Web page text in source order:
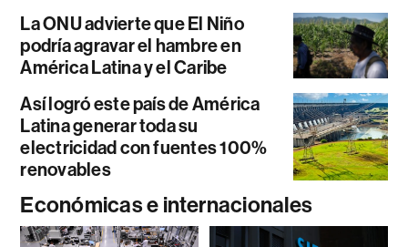
La ONU advierte que El Niño
podría agravar el hambre en
América Latina y el Caribe
Así logró este país de América
Latina generar toda su
electricidad con fuentes 100%
renovables
Económicas e internacionales